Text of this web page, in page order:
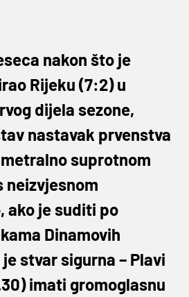
nakon što je
Rijeku (7:2) u
dijela sezone,
nastavak prvenstva
suprotnom
neizvjesnom
ako je suditi po
Dinamovih
stvar sigurna – Plavi
imati gromoglasnu